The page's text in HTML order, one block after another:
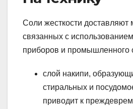
Соли жесткости доставляют
связанных с
приборов и промышленного
слой накипи,
стиральных и
приводит к